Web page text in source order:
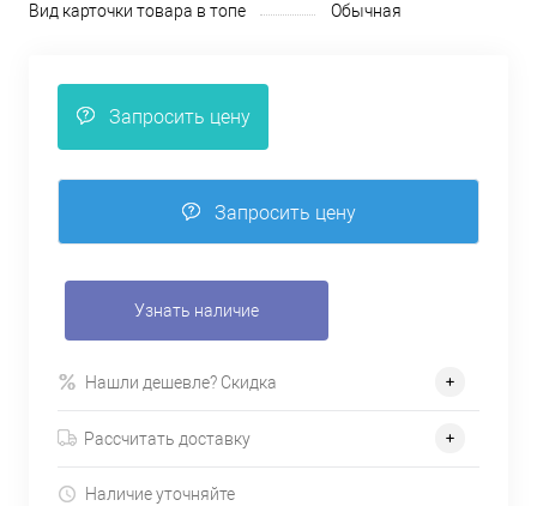
Вид карточки товара в топе Обычная
Запросить цену
Запросить цену
Узнать наличие
Нашли дешевле? Скидка
Рассчитать доставку
Наличие уточняйте